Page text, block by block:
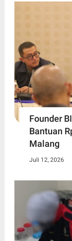
Founder
Bantuan
Malang
Juli 12, 2026